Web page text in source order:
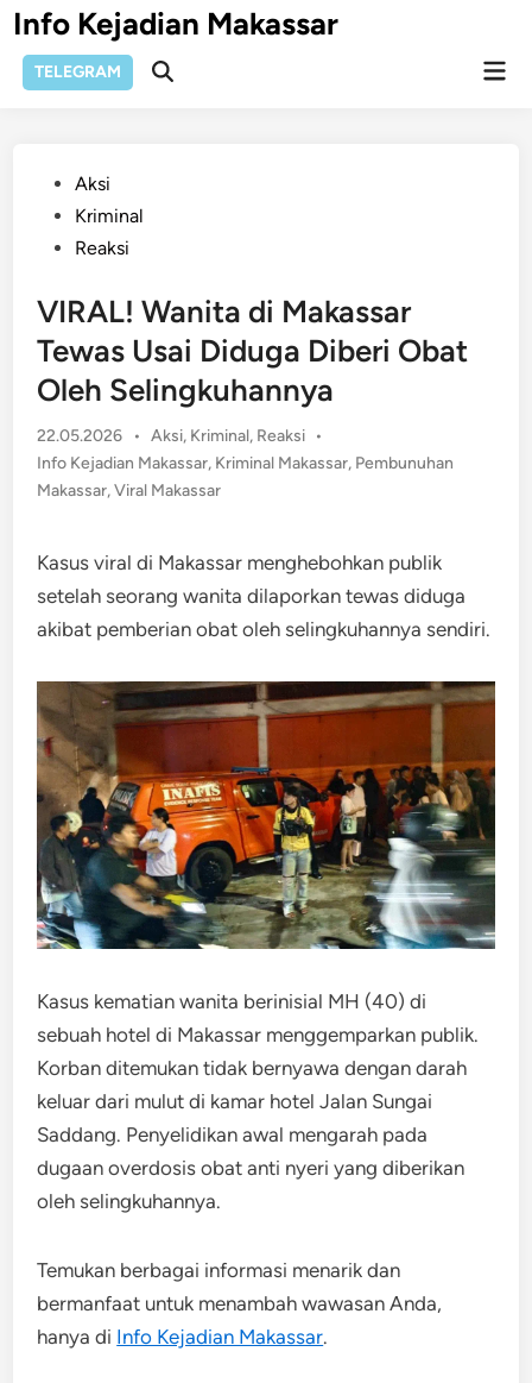
Skip
to
content
Info Kejadian Makassar
TELEGRAM
Open
PostedAksi
Kriminal
Reaksi
VIRAL! Wanita di Makassar
Tewas Usai Diduga Diberi Obat
Oleh Selingkuhannya
22.05.2026 • Posted
in
Aksi, Kriminal, Reaksi •
Info Kejadian Makassar, Kriminal Makassar, Pembunuhan
Makassar,Viral Makassar
Kasus viral di Makassar menghebohkan publik
setelah seorang wanita dilaporkan tewas diduga
akibat pemberian obat oleh selingkuhannya sendiri.
Kasus kematian wanita berinisial MH (40) di
sebuah hotel di Makassar menggemparkan publik.
Korban ditemukan tidak bernyawa dengan darah
keluar dari mulut di kamar hotel Jalan Sungai
Saddang. Penyelidikan awal mengarah pada
dugaan overdosis obat anti nyeri yang diberikan
oleh selingkuhannya.
Temukan berbagai informasi menarik dan
bermanfaat untuk menambah wawasan Anda,
hanya di Info Kejadian Makassar.